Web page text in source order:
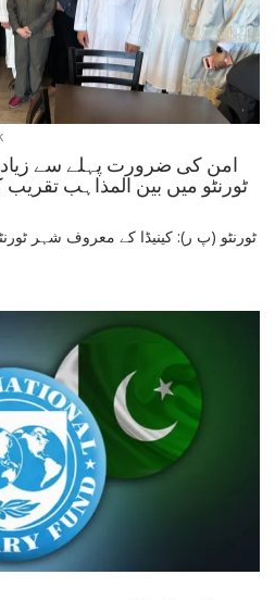
امن کی ضرورت پہلے سے
ٹورنٹو میں بین المذاہب
ٹورنٹو (پ ر): کینیڈا کے معروف شہر